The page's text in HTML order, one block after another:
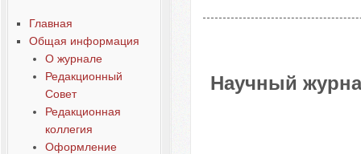
Главная
Общая информация
О журнале
Редакционный
Совет
Редакционная
коллегия
Оформление
Научный